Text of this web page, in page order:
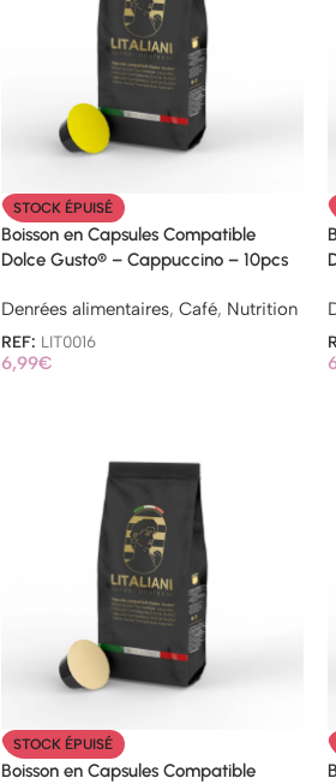
STOCK ÉPUISÉ
Boisson en Capsules Compatible
Dolce Gusto® – Cappuccino – 10pcs
Denrées alimentaires, Café, Nutrition
REF: LIT0016
6,99€
STOCK ÉPUISÉ
Boisson en Capsules Compatible